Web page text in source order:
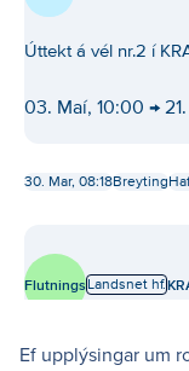
Ef upplýsingar um